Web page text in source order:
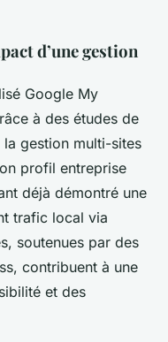
d’une gestion
Google My
à des études de
la gestion multi-sites
profil entreprise
déjà démontré une
trafic local via
soutenues par des
contribuent à une
et des